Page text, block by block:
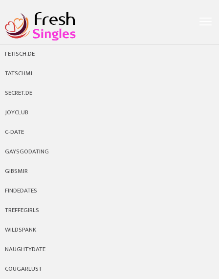
FETISCH.DE
TATSCHMI
SECRET.DE
JOYCLUB
C-DATE
GAYSGODATING
GIBSMIR
FINDEDATES
TREFFEGIRLS
WILDSPANK
NAUGHTYDATE
COUGARLUST